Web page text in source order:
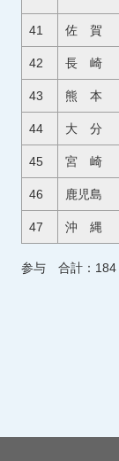
41 佐 賀
42 長 崎
43 熊 本
44 大 分
45 宮 崎
46 鹿児島
47 沖 縄
参与 合計：184